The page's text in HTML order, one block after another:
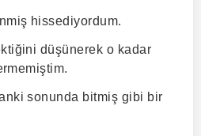
hissediyordum.
düşünerek o kadar
sonunda bitmiş gibi bir